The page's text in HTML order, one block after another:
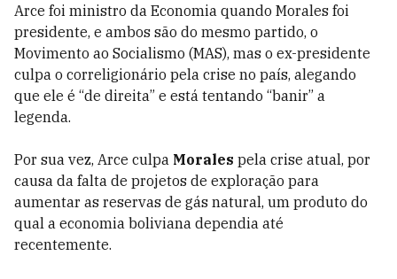
Arce foi ministro da Economia quando Morales foi
presidente, e ambos são do mesmo partido, o
Movimento ao Socialismo (MAS), mas o ex-presidente
culpa o correligionário pela crise no país, alegando
que ele é “de direita” e está tentando “banir” a
legenda.
Por sua vez, Arce culpa Morales pela crise atual, por
causa da falta de projetos de exploração para
aumentar as reservas de gás natural, um produto do
qual a economia boliviana dependia até
recentemente.